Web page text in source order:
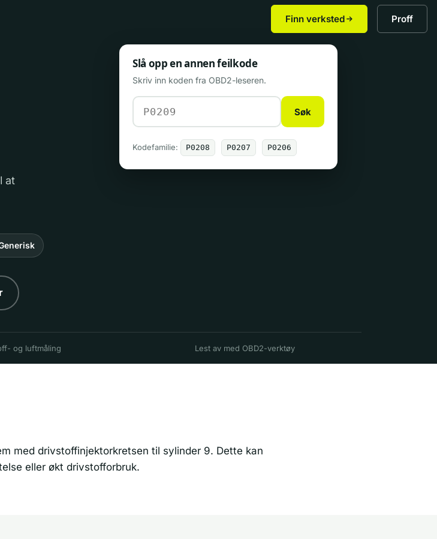
Finn verksted Proff
at
Slå opp en annen feilkode
Skriv inn koden fra OBD2-leseren.
Søk
Kodefamilie: P0208 P0207 P0206
og luftmåling Lest av med OBD2-verktøy
med drivstoffinjektorkretsen til sylinder 9. Dette kan
eller økt drivstofforbruk.